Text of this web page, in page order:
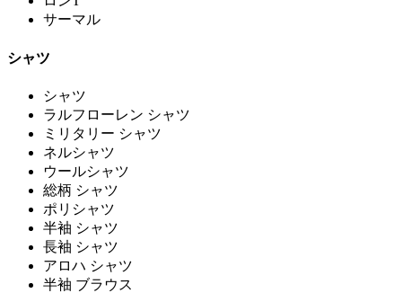
サーマル
シャツ
シャツ
ラルフローレン シャツ
ミリタリー シャツ
ネルシャツ
ウールシャツ
総柄 シャツ
ポリシャツ
半袖 シャツ
長袖 シャツ
アロハ シャツ
半袖 ブラウス